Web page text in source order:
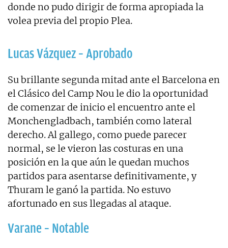
donde no pudo dirigir de forma apropiada la
volea previa del propio Plea.
Lucas Vázquez – Aprobado
Su brillante segunda mitad ante el Barcelona en
el Clásico del Camp Nou le dio la oportunidad
de comenzar de inicio el encuentro ante el
Monchengladbach, también como lateral
derecho. Al gallego, como puede parecer
normal, se le vieron las costuras en una
posición en la que aún le quedan muchos
partidos para asentarse definitivamente, y
Thuram le ganó la partida. No estuvo
afortunado en sus llegadas al ataque.
Varane – Notable